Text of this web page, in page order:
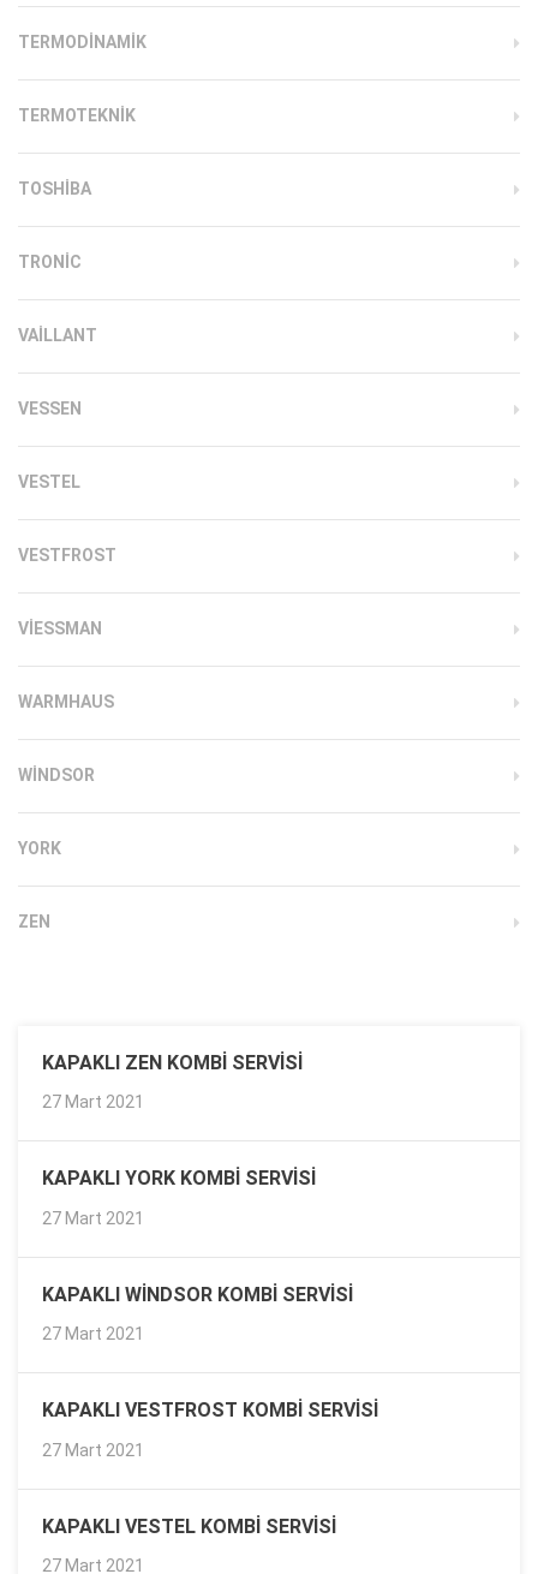
TERMODINAMIK
TERMOTEKNIK
TOSHIBA
TRONIC
VAILLANT
VESSEN
VESTEL
VESTFROST
VIESSMAN
WARMHAUS
WINDSOR
YORK
ZEN
KAPAKLI ZEN KOMBI SERVISI
27 Mart 2021
KAPAKLI YORK KOMBI SERVISI
27 Mart 2021
KAPAKLI WINDSOR KOMBI SERVISI
27 Mart 2021
KAPAKLI VESTFROST KOMBI SERVISI
27 Mart 2021
KAPAKLI VESTEL KOMBI SERVISI
27 Mart 2021